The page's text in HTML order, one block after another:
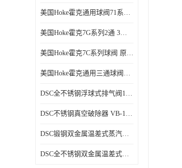
美国Hoke霍克通用球阀71系列球阀 部分库存 原厂拿货
美国Hoke霍克7G系列2通 3通球阀 部分库存 原厂拿货
美国Hoke霍克7C系列球阀 原厂拿货 部分库存
美国Hoke霍克通用三通球阀71和76系列球阀 部分库存 原厂拿货
DSC全不锈钢浮球式排气阀11AV系列
DSC不锈钢真空破除器 VB-1系列
DSC锻钢双金属温差式蒸汽疏水阀SB81、SB81F
DSC全不锈钢双金属温差式蒸汽疏水阀SB73、SB73F